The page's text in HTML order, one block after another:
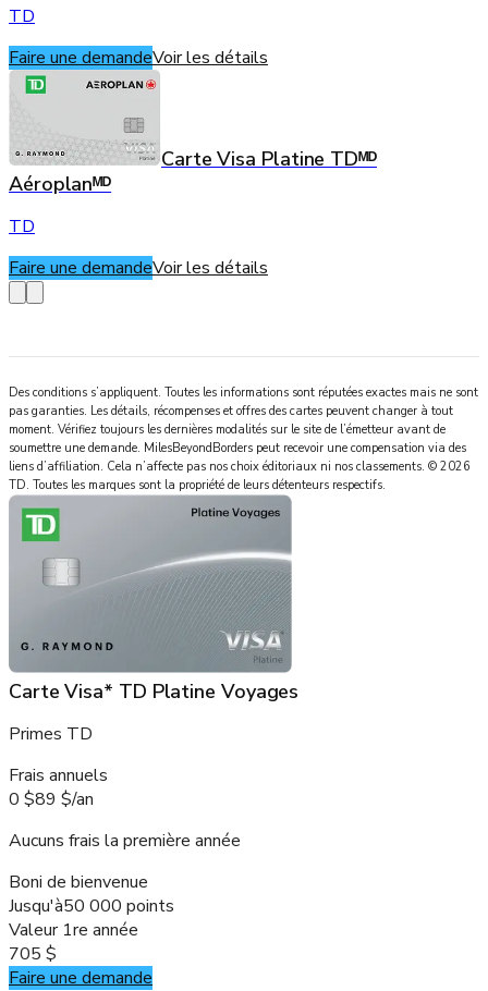
TD
Faire une demandeVoir les détails
Carte Visa Platine TDᴹᴰ
Aéroplanᴹᴰ
TD
Faire une demandeVoir les détails
Des conditions s’appliquent. Toutes les informations sont réputées exactes mais ne sont
pas garanties. Les détails, récompenses et offres des cartes peuvent changer à tout
moment. Vérifiez toujours les dernières modalités sur le site de l’émetteur avant de
soumettre une demande. MilesBeyondBorders peut recevoir une compensation via des
liens d’affiliation. Cela n’affecte pas nos choix éditoriaux ni nos classements. © 2026
TD. Toutes les marques sont la propriété de leurs détenteurs respectifs.
Carte Visa* TD Platine Voyages
Primes TD
Frais annuels
0 $89 $/an
Aucuns frais la première année
Boni de bienvenue
Jusqu'à50 000 points
Valeur 1re année
705 $
Faire une demande